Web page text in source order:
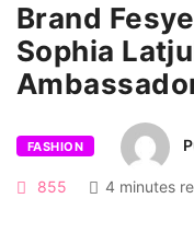
Brand
Sophia
FASHION
855 4 minutes